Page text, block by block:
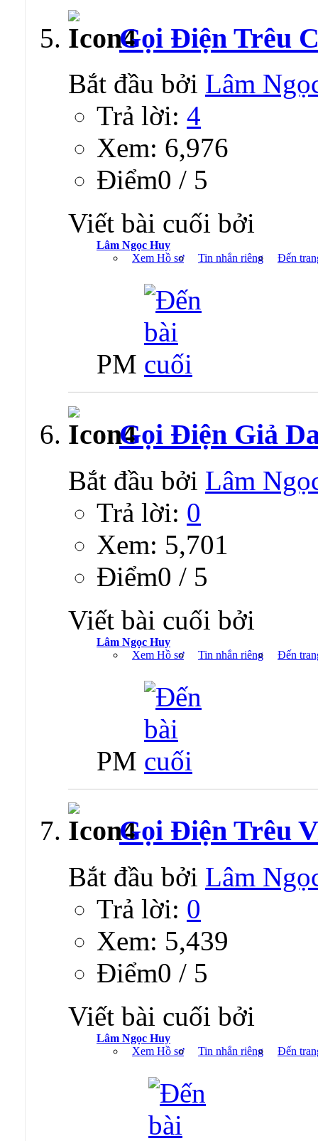
Gọi Điện Trêu
Bắt đầu bởi Lâm
Trả lời: 4
Xem: 6,976
Ðiểm0 / 5
Viết bài cuối bởi
Lâm Ngọc Huy
Xem Hồ sơ
Tin nhắn riêng Đến
PM
Gọi Điện Giả
Bắt đầu bởi Lâm
Trả lời: 0
Xem: 5,701
Ðiểm0 / 5
Viết bài cuối bởi
Lâm Ngọc Huy
Xem Hồ sơ
Tin nhắn riêng Đến
PM
Gọi Điện Trêu
Bắt đầu bởi Lâm
Trả lời: 0
Xem: 5,439
Ðiểm0 / 5
Viết bài cuối bởi
Lâm Ngọc Huy
Xem Hồ sơ
Tin nhắn riêng Đến